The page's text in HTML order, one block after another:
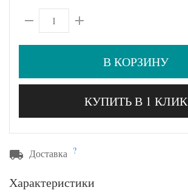
В КОРЗИНУ
КУПИТЬ В 1 КЛИК
Доставка ?
Характеристики